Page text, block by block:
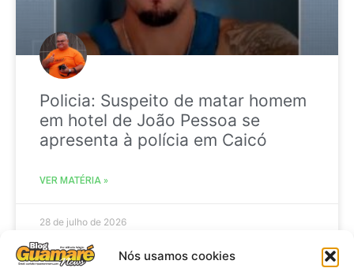
Nós usamos cookies
Policia: Suspeito de matar homem
em hotel de João Pessoa se
apresenta à polícia em Caicó
VER MATÉRIA »
28 de julho de 2026